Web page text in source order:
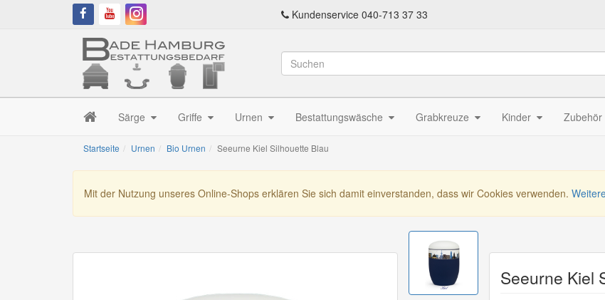
Kundenservice 040-713 37 33
Särge Griffe Urnen Bestattungswäsche Grabkreuze Kinder Zubehör
Startseite Urnen Bio Urnen Seeurne Kiel Silhouette Blau
Mit der Nutzung unseres Online-Shops erklären Sie sich damit einverstanden, dass wir Cookies verwenden.
Seeurne Kiel